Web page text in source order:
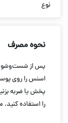
نوع
نحوه مصرف
پس از شست‌وشو و
اسنس را روی
پخش یا ضربه
را استفاده